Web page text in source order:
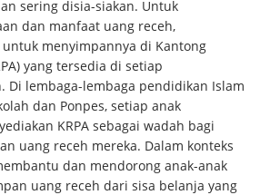
sering disia-siakan. Untuk
dan manfaat uang receh,
menyimpannya di Kantong
yang tersedia di setiap
Di lembaga-lembaga pendidikan Islam
dan Ponpes, setiap anak
KRPA sebagai wadah bagi
uang receh mereka. Dalam konteks
dan mendorong anak-anak
uang receh dari sisa belanja yang